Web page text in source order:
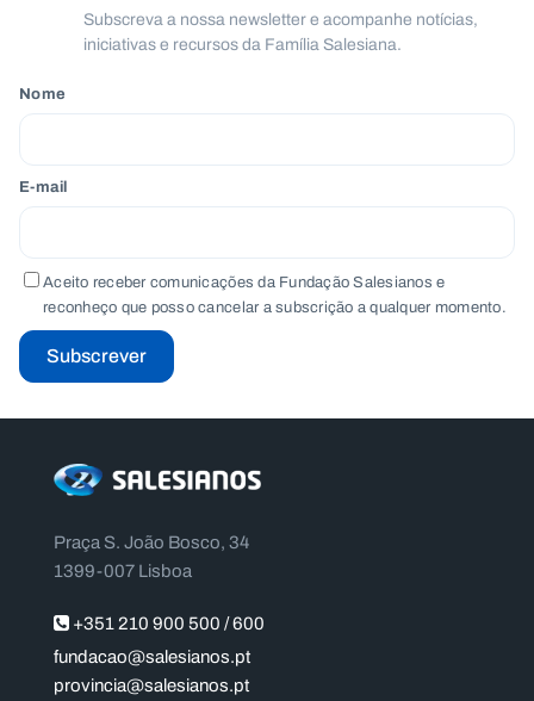
Subscreva a nossa newsletter e acompanhe notícias,
iniciativas e recursos da Família Salesiana.
Nome
E-mail
Aceito receber comunicações da Fundação Salesianos e
reconheço que posso cancelar a subscrição a qualquer momento.
Subscrever
Praça S. João Bosco, 34
1399-007 Lisboa
+351 210 900 500 / 600
fundacao@salesianos.pt
provincia@salesianos.pt